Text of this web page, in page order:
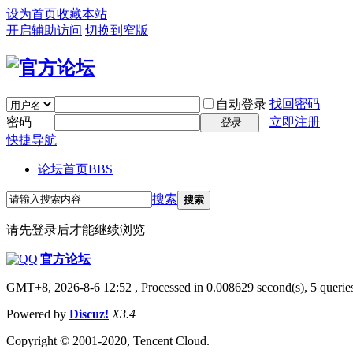
设为首页收藏本站
开启辅助访问 切换到窄版
自动登录 找回密码
密码
登录
立即注册
快捷导航
论坛首页BBS
搜索 搜索
请先登录后才能继续浏览
|官方论坛
GMT+8, 2026-8-6 12:52 , Processed in 0.008629 second(s), 5
Powered by Discuz! X3.4
Copyright © 2001-2020, Tencent Cloud.